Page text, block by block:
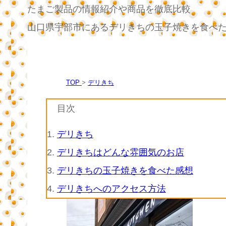
たまご製品の情報紹介や商品を徹底比較
山口県宇部市にあるデリきちの玉子焼きを食べ
TOP デリきち
目次
1. デリきち
2. デリきちはどんな雰囲気のお店
3. デリきちの玉子焼きを食べた感想
4. デリきちへのアクセス方法